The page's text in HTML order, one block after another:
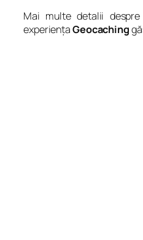
Mai multe detalii
experiențaGeocaching